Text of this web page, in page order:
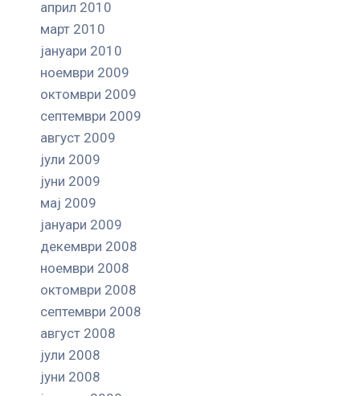
април 2010
март 2010
јануари 2010
ноември 2009
октомври 2009
септември 2009
август 2009
јули 2009
јуни 2009
мај 2009
јануари 2009
декември 2008
ноември 2008
октомври 2008
септември 2008
август 2008
јули 2008
јуни 2008